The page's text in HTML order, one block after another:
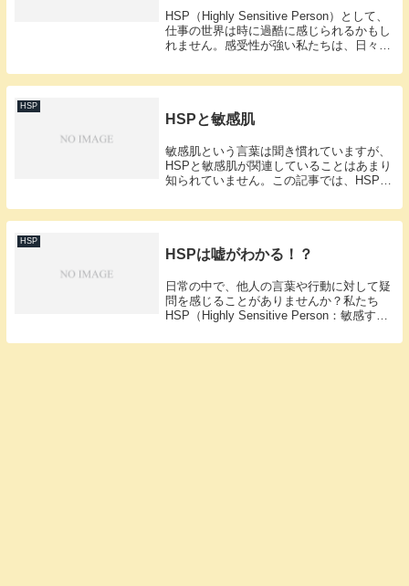
HSP（Highly Sensitive Person）として、
仕事の世界は時に過酷に感じられるかもし
れません。感受性が強い私たちは、日々の
あります。この記事では、HSPとして仕事
で直面する様々な挑戦と...
HSP
HSPと敏感肌
敏感肌という言葉は聞き慣れていますが、
HSPと敏感肌が関連していることはあまり
知られていません。この記事では、HSPが
験に基づいてご紹介します。敏感肌とHSP
の関連性HSPの方は、肌の感覚も他の人よ
HSP
HSPは嘘がわかる！？
日常の中で、他人の言葉や行動に対して疑
問を感じることがありませんか？私たち
HSP（Highly Sensitive Person：敏感すぎ
察知する能力に長けていると言われていま